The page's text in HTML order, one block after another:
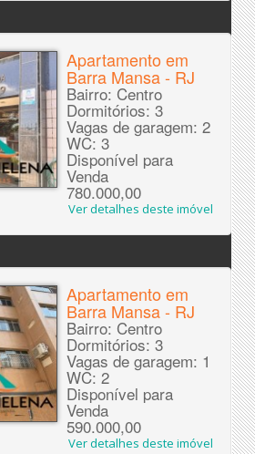
Apartamento em
Barra Mansa - RJ
Bairro: Centro
Dormitórios: 3
Vagas de garagem: 2
WC: 3
Disponível para
Venda
780.000,00
Ver detalhes deste imóvel
Apartamento em
Barra Mansa - RJ
Bairro: Centro
Dormitórios: 3
Vagas de garagem: 1
WC: 2
Disponível para
Venda
590.000,00
Ver detalhes deste imóvel